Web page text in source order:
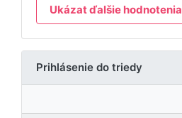
Ukázat ďalšie hodnotenia
Prihlásenie do triedy